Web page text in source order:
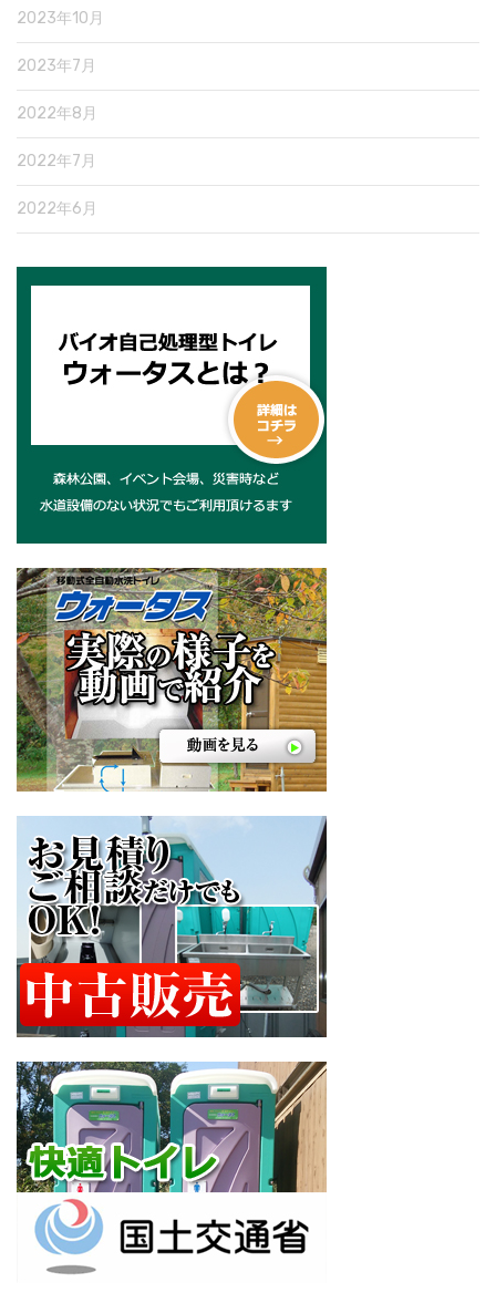
2023年10月
2023年7月
2022年8月
2022年7月
2022年6月